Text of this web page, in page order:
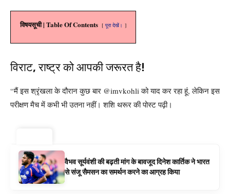
विषयसूची | Table Of Contents पूरा देखें।
विराट, राष्ट्र को आपकी जरूरत है!
“मैं इस श्रृंखला के दौरान कुछ बार @imvkohli को याद कर रहा हूं, लेकिन इस
परीक्षण मैच में कभी भी उतना नहीं। शशि थरूर की पोस्ट पढ़ी।
वैभव सूर्यवंशी की बढ़ती मांग के बावजूद दिनेश कार्तिक ने भारत
से संजू सैमसन का समर्थन करने का आग्रह किया